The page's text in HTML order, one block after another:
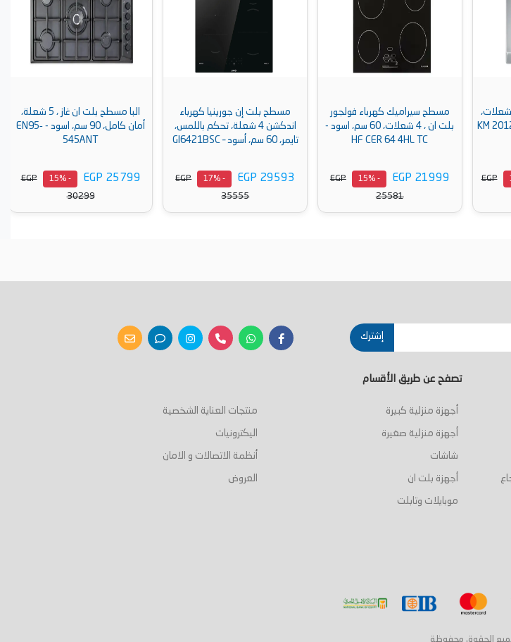
ان ميلا، 4 شعلات،
EGP
مسطح سيراميك كهرباء فولجور
بلت ان ، 4 شعلات، 60 سم، اسود -
HF CER 64 4HL TC
EGP 21999
EGP
25581
مسطح بلت إن جورينيا كهرباء
اندكشن 4 شعلة، تحكم باللمس،
تايمر، 60 سم، أسود – GI6421BSC
EGP 29593
EGP
35555
البا مسطح بلت ان غاز ، 5 شعلة،
أمان كامل، 90 سم، اسود - EN95‐
545ANT
EGP 25799
EGP
30299
إشترك
تصفح عن طريق الأقسام
أجهزة منزلية كبيرة
أجهزة منزلية صغيرة
شاشات
أجهزة بلت ان
موبايلات وتابلت
منتجات العناية الشخصية
اليكترونيات
أنظمة الاتصالات و الامان
العروض
الحقوق محفوظة